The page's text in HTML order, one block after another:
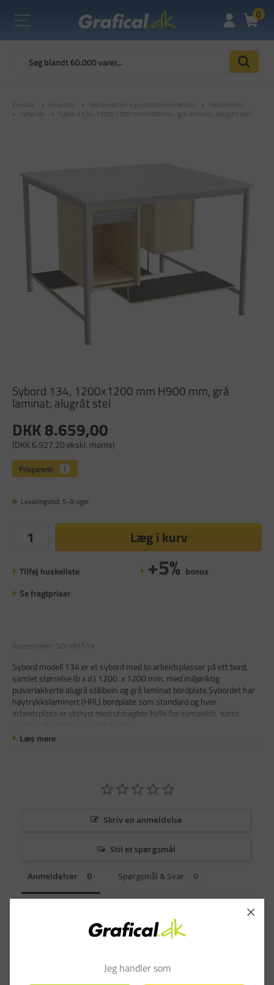
0
Forside Inventar Skolemøbler og institutionsmøbler
Skoleborde
Syborde
Sybord 134, 1200x1200 mm H900 mm, grå laminat, alugråt stel
Sybord 134, 1200x1200 mm H900 mm, grå
laminat, alugråt stel
DKK 8.659,00
(DKK 6.927,20 ekskl. moms)
Leveringstid: 5-8 uger
Læg i kurv
Tilføj huskeliste +5% bonus
Se fragtpriser
Varenummer: SD-581519
Sybord modell 134 er et sybord med to arbeidsplasser på ett bord,
samlet størrelse (b x d ) 1200 x 1200 mm, med miljøriktig
pulverlakkerte alugrå stålbein og grå laminat bordplate.Sybordet har
høytrykkslaminert (HPL) bordplate som standard og hver
arbeidsplass er utstyrt med utdragbar hylle for symaskin, samt
Læs mere
Skriv en anmeldelse
Stil et spørgsmål
Anmeldelser Spørgsmål & Svar
Jeg handler som